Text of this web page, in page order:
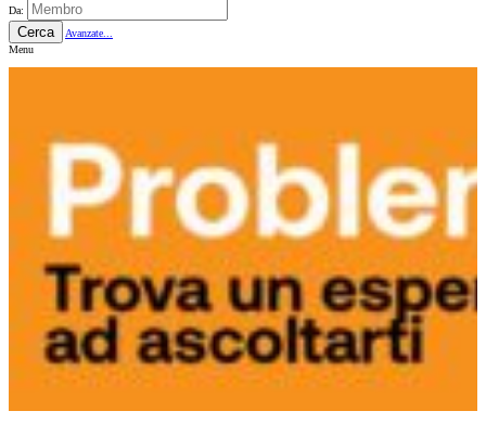
Da:
Cerca
Avanzate...
Menu